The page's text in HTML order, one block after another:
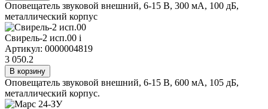
Оповещатель звуковой внешний, 6-15 В, 300 мА, 100 дБ,
металлический корпус
Свирель-2 исп.00 i
Артикул: 0000004819
3 050.2
В корзину
Оповещатель звуковой внешний, 6-15 В, 600 мА, 105 дБ,
металлический корпус.